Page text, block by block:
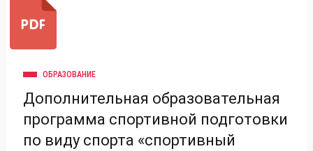
ОБРАЗОВАНИЕ
Дополнительная образовательная
программа спортивной подготовки
по виду спорта «спортивный